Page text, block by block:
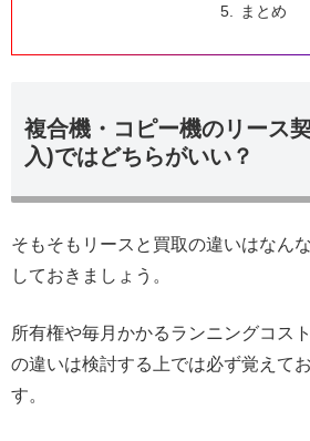
まとめ
複合機・コピー機のリース
入)ではどちらがいい？
そもそもリースと買取の違いはなん
しておきましょう。
所有権や毎月かかるランニングコス
の違いは検討する上では必ず覚えて
す。